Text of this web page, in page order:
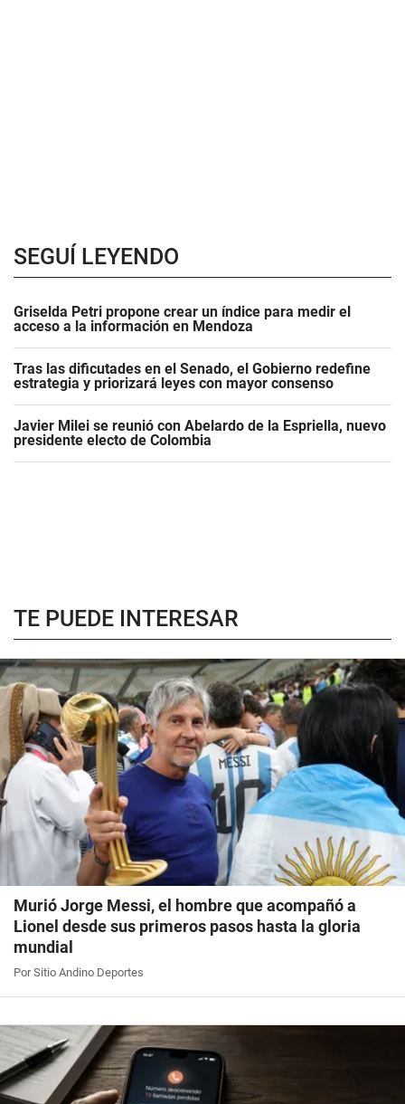
SEGUÍ LEYENDO
Griselda Petri propone crear un índice para medir el
acceso a la información en Mendoza
Tras las dificutades en el Senado, el Gobierno redefine
estrategia y priorizará leyes con mayor consenso
Javier Milei se reunió con Abelardo de la Espriella, nuevo
presidente electo de Colombia
TE PUEDE INTERESAR
Murió Jorge Messi, el hombre que acompañó a
Lionel desde sus primeros pasos hasta la gloria
mundial
Por Sitio Andino Deportes